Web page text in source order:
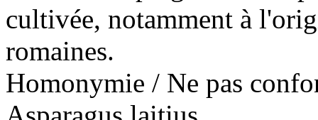
cultivée, notamment à
romaines.
Homonymie / Ne pas